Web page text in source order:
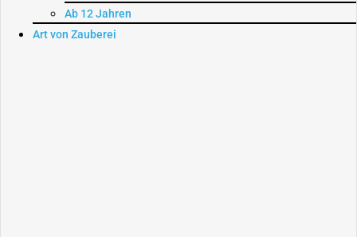
Ab 12 Jahren
Art von Zauberei